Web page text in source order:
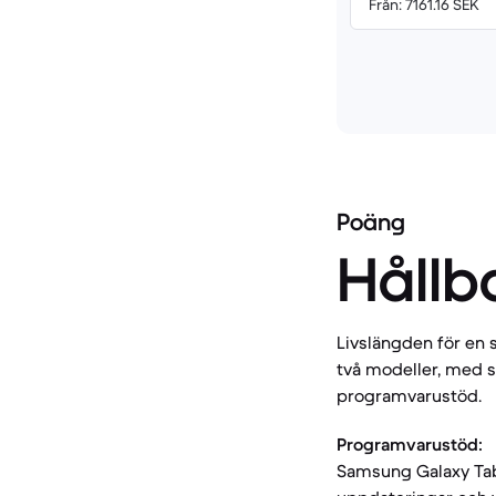
Från: 7161.16 SEK
Poäng
Livslängden för en
två modeller, med
programvarustöd.
Programvarustöd:
Samsung Galaxy